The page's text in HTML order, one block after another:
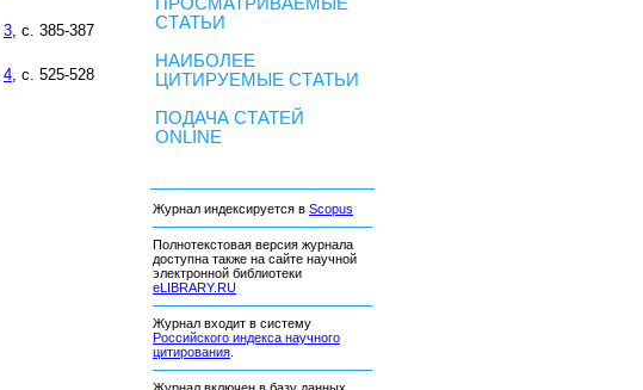
3, с. 385-387
4 , с. 525-528
СТАТЬИ
НАИБОЛЕЕ
ЦИТИРУЕМЫЕ СТАТЬИ
ПОДАЧА СТАТЕЙ
ONLINE
Журнал индексируется в Scopus
Полнотекстовая версия журнала
доступна также на сайте научной
электронной библиотеки
eLIBRARY.RU
Журнал входит в систему
Российского индекса научного
цитирования